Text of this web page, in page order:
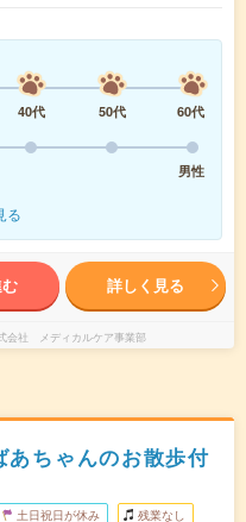
40代 50代
60代
男性
る
詳しく見る
会社 メディカルケア事業部
あちゃんのお散歩付
土日祝日が休み 残業なし